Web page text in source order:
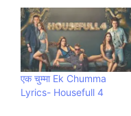
एक चुम्मा Ek Chumma
Lyrics- Housefull 4